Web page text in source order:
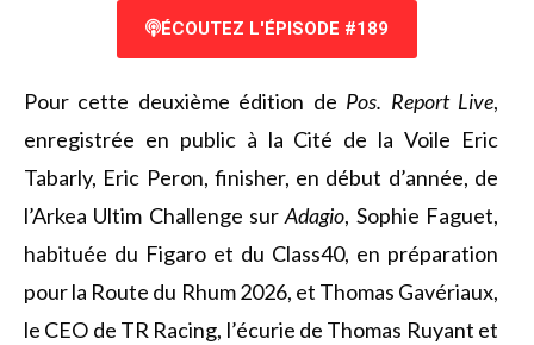
ÉCOUTEZ L'ÉPISODE #189
Pour cette deuxième édition de Pos. Report Live,
enregistrée en public à la Cité de la Voile Eric
Tabarly, Eric Peron, finisher, en début d’année, de
l’Arkea Ultim Challenge surAdagio, Sophie Faguet,
habituée du Figaro et du Class40, en préparation
pour la Route du Rhum 2026, et Thomas Gavériaux,
le CEO de TR Racing, l’écurie de Thomas Ruyant et